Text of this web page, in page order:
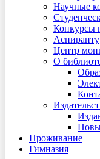
Научные
Конкурсы
Центр
О
Проживание
Гимназия